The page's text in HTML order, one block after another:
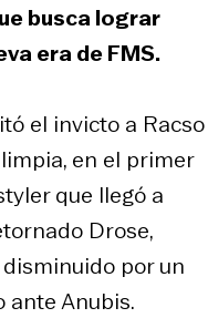
busca lograr
era de FMS.
el invicto a Racso
en el primer
que llegó a
Drose,
por un
ante Anubis.